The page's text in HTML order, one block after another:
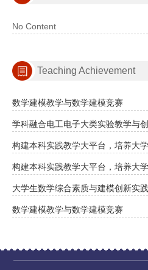
No Content
Teaching Achievement
数学建模教学与数学建模竞赛
学科融合电工电子大类实验教学与
构建本科实践教学大平台，培养大
构建本科实践教学大平台，培养大
大学生数学综合素质与建模创新实
数学建模教学与数学建模竞赛